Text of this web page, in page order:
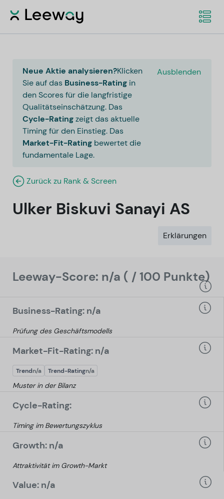
Neue Aktie analysieren?Klicken
Sie auf das Business-Rating in
den Scores für die langfristige
Qualitätseinschätzung. Das
Cycle-Ratingzeigt das aktuelle
Timing für den Einstieg. Das
Market-Fit-Rating bewertet die
fundamentale Lage.
Ausblenden
Zurück zu Rank & Screen
Ulker Biskuvi Sanayi AS
Erklärungen
Leeway-Score: n/a ( / 100 Punkte)
Business-Rating: n/a
Prüfung des Geschäftsmodells
Market-Fit-Rating: n/a
Trendn/a Trend-Ratingn/a
Muster in der Bilanz
Cycle-Rating:
Timing im Bewertungszyklus
Growth: n/a
Attraktivität im Growth-Markt
Value: n/a